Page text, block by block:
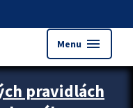
Menu menu
pravidlách